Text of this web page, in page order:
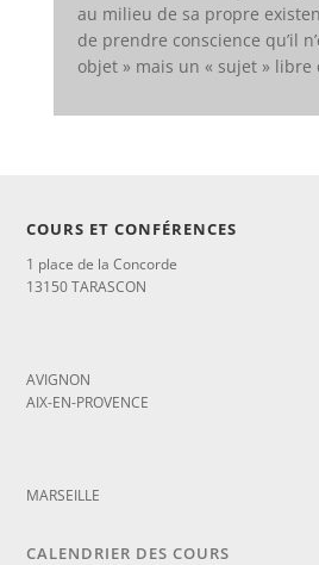
au milieu de sa propre
de prendre conscience qu’il
objet » mais un « sujet » libre
COURS ET CONFÉRENCES
1 place de la Concorde
13150 TARASCON
AVIGNON
AIX-EN-PROVENCE
MARSEILLE
CALENDRIER DES COURS